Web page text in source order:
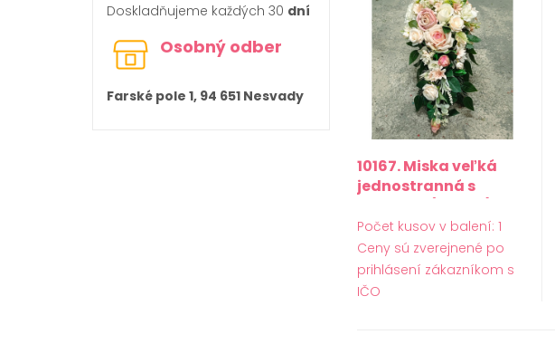
Doskladňujeme každých 30 dní
Osobný odber
Farské pole 1, 94 651 Nesvady
10167. Miska veľká
jednostranná s
Počet kusov v balení: 1
Ceny sú zverejnené po
prihlásení zákazníkom s
IČO